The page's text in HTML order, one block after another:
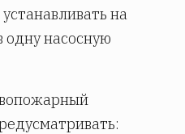
на
насосную